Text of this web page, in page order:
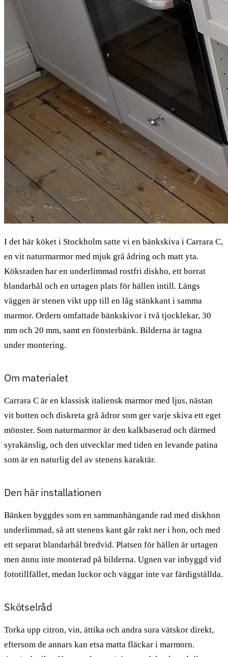
I det här köket i Stockholm satte vi en bänkskiva i Carrara C,
en vit naturmarmor med mjuk grå ådring och matt yta.
Köksraden har en underlimmad rostfri diskho, ett borrat
blandarhål och en urtagen plats för hällen intill. Längs
väggen är stenen vikt upp till en låg stänkkant i samma
marmor. Ordern omfattade bänkskivor i två tjocklekar, 30
mm och 20 mm, samt en fönsterbänk. Bilderna är tagna
under montering.
Om materialet
Carrara C är en klassisk italiensk marmor med ljus, nästan
vit botten och diskreta grå ådror som ger varje skiva ett eget
mönster. Som naturmarmor är den kalkbaserad och därmed
syrakänslig, och den utvecklar med tiden en levande patina
som är en naturlig del av stenens karaktär.
Den här installationen
Bänken byggdes som en sammanhängande rad med diskhon
underlimmad, så att stenens kant går rakt ner i hon, och med
ett separat blandarhål bredvid. Platsen för hällen är urtagen
men ännu inte monterad på bilderna. Ugnen var inbyggd vid
fototillfället, medan luckor och väggar inte var färdigställda.
Skötselråd
Torka upp citron, vin, ättika och andra sura vätskor direkt,
eftersom de annars kan etsa matta fläckar i marmorn.